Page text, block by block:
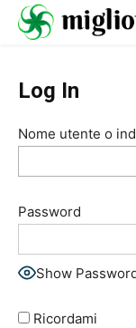
Log In
Nome utente o
Password
Show
Ricordami